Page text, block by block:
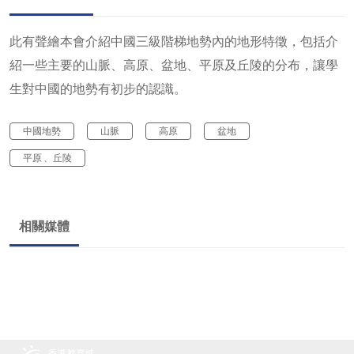
此有聲繪本會介紹中國三級階梯地勢內的地形特徵，包括介
紹一些主要的山脈、高原、盆地、平原及丘陵的分布，讓學
生對中國的地勢有初步的認識。
中國地勢 山脈 高原 盆地
平原 、丘陵
相關媒體